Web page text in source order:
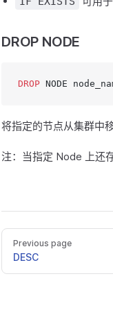
DROP NODE
DROP NODE
将指定的节点从集群中移
注：当指定 Node 上还
Previous page
DESC